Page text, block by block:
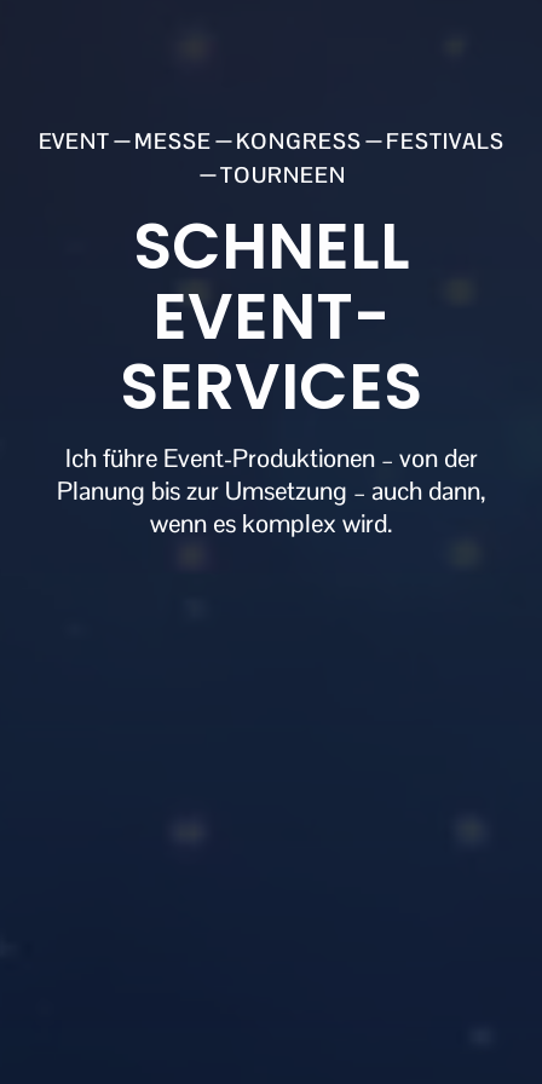
EVENT MESSE KONGRESS
FESTIVALS
TOURNEEN
SCHNELL
EVENT-
SERVICES
Ich führe Event-Produktionen – von der
Planung bis zur Umsetzung – auch dann,
wenn es komplex wird.